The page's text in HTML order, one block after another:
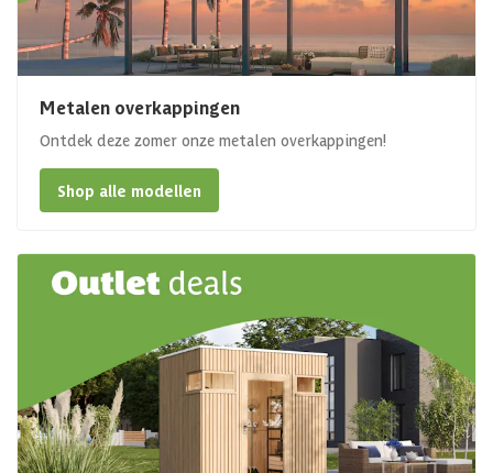
Metalen overkappingen
Ontdek deze zomer onze metalen overkappingen!
Shop alle modellen